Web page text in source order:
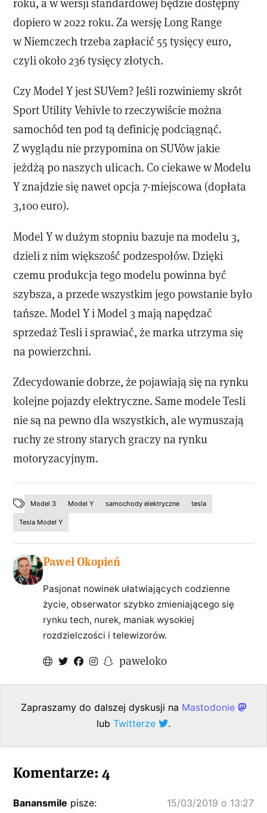
dopiero w 2022 roku. Za wersję Long Range
w Niemczech trzeba zapłacić 55 tysięcy euro,
czyli około 236 tysięcy złotych.
Czy Model Y jest SUVem? Jeśli rozwiniemy skrót
Sport Utility Vehivle to rzeczywiście można
samochód ten pod tą definicję podciągnąć.
Z wyglądu nie przypomina on SUVów jakie
jeżdżą po naszych ulicach. Co ciekawe w Modelu
Y znajdzie się nawet opcja 7-miejscowa (dopłata
3,100 euro).
Model Y w dużym stopniu bazuje na modelu 3,
dzieli z nim większość podzespołów. Dzięki
czemu produkcja tego modelu powinna być
szybsza, a przede wszystkim jego powstanie było
tańsze. Model Y i Model 3 mają napędzać
sprzedaż Tesli i sprawiać, że marka utrzyma się
na powierzchni.
Zdecydowanie dobrze, że pojawiają się na rynku
kolejne pojazdy elektryczne. Same modele Tesli
nie są na pewno dla wszystkich, ale wymuszają
ruchy ze strony starych graczy na rynku
motoryzacyjnym.
Model 3 Model Y samochody elektryczne tesla
Tesla Model Y
Paweł Okopień
Pasjonat nowinek ułatwiających codzienne
życie, obserwator szybko zmieniającego się
rynku tech, nurek, maniak wysokiej
rozdzielczości i telewizorów.
paweloko
Zapraszamy do dalszej dyskusji na Mastodonie
lub Twitterze .
Komentarze: 4
Banansmile pisze: 15/03/2019 o 13:27